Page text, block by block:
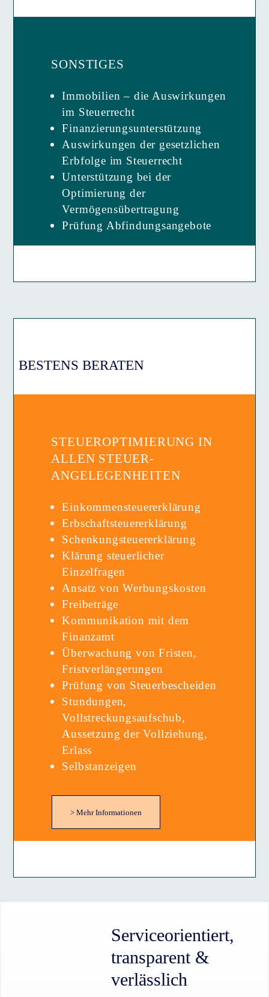
SONSTIGES
Immobilien – die Auswirkungen
im Steuerrecht
Finanzierungs­unterstützung
Auswirkungen der gesetzlichen
Erbfolge im Steuerrecht
Unterstützung bei der
Optimierung der
Vermögensübertragung
Prüfung Abfindungsangebote
BESTENS BERATEN
STEUEROPTIMIERUNG IN
ALLEN STEUER­­
ANGELEGENHEITEN
Einkommensteuer­erklärung
Erbschaftsteuer­erklärung
Schenkungsteuer­erklärung
Klärung steuerlicher
Einzelfragen
Ansatz von Werbungskosten
Freibeträge
Kommunikation mit dem
Finanzamt
Überwachung von Fristen,
Fristverlängerungen
Prüfung von Steuerbescheiden
Stundungen,
Vollstreckungsaufschub,
Aussetzung der Vollziehung,
Erlass
Selbstanzeigen
> Mehr Informationen
Serviceorientiert,
transparent &
verlässlich